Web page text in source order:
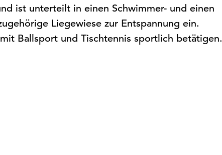
ist unterteilt in einen Schwimmer- und einen
Liegewiese zur Entspannung ein.
Ballsport und Tischtennis sportlich betätigen.